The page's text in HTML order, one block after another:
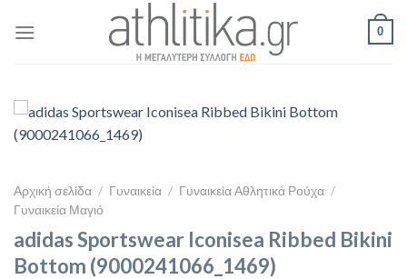
0
Αρχική σελίδα / Γυναικεία / Γυναικεία Αθλητικά Ρούχα /
Γυναικεία Μαγιό
adidas Sportswear Iconisea Ribbed Bikini
Bottom (9000241066_1469)